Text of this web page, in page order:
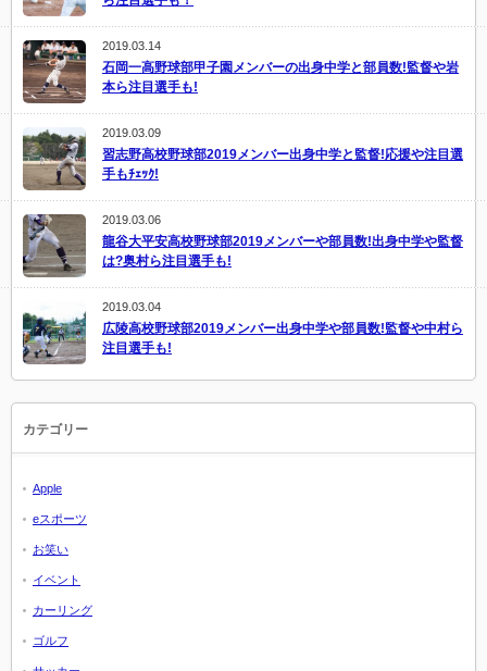
2019.03.14
石岡一高野球部甲子園メンバーの出身中学と部員数!監督や岩
本ら注目選手も!
2019.03.09
習志野高校野球部2019メンバー出身中学と監督!応援や注目選
手もﾁｪｯｸ!
2019.03.06
龍谷大平安高校野球部2019メンバーや部員数!出身中学や監督
は?奥村ら注目選手も!
2019.03.04
広陵高校野球部2019メンバー出身中学や部員数!監督や中村ら
注目選手も!
カテゴリー
Apple
eスポーツ
お笑い
イベント
カーリング
ゴルフ